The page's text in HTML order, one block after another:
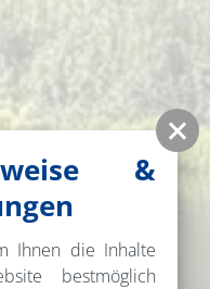
&
Ihnen die Inhalte
bestmöglich